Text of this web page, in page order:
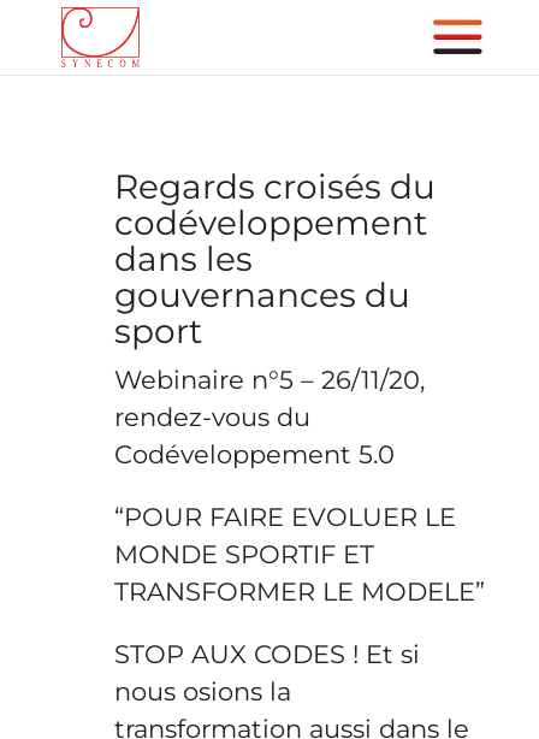
Regards croisés du
codéveloppement
dans les
gouvernances du
sport
Webinaire n°5 – 26/11/20,
rendez-vous du
Codéveloppement 5.0
“POUR FAIRE EVOLUER LE
MONDE SPORTIF ET
TRANSFORMER LE MODELE”
STOP AUX CODES ! Et si
nous osions la
transformation aussi dans le